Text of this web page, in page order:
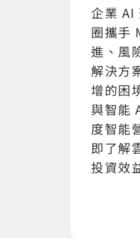
企業 AI
圈攜手
進、風
解決方
增的困
與智能
度智能
即了解
投資效